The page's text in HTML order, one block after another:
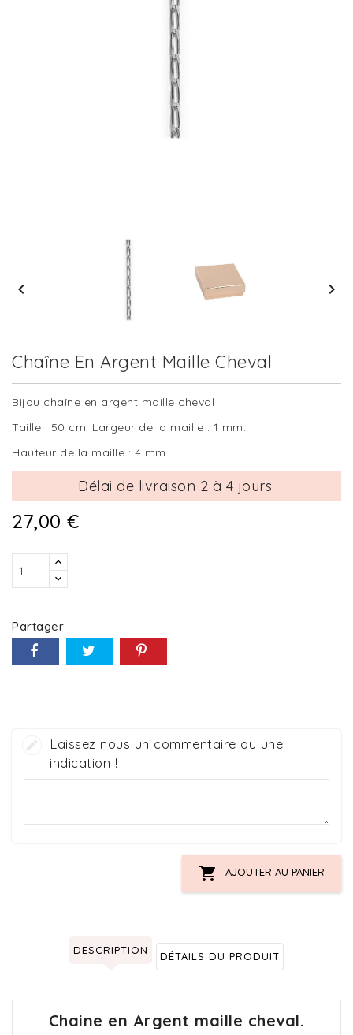
 
Chaîne En Argent Maille Cheval
Bijou chaîne en argent maille cheval
Taille : 50 cm. Largeur de la maille : 1 mm.
Hauteur de la maille : 4 mm.
Délai de livraison 2 à 4 jours.
27,00 €
Partager
Laissez nous un commentaire ou une
indication !
 AJOUTER AU PANIER
DESCRIPTION DÉTAILS DU PRODUIT
Chaine en Argent maille cheval.